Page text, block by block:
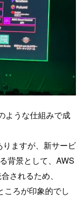
ような仕組みで成
ますが、新サービ
背景として、AWS
されるため、
ころが印象的でし